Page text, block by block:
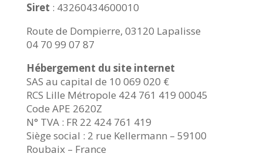
Siret : 43260434600010
Route de Dompierre, 03120 Lapalisse
04 70 99 07 87
Hébergement du site internet
SAS au capital de 10 069 020 €
RCS Lille Métropole 424 761 419 00045
Code APE 2620Z
N° TVA : FR 22 424 761 419
Siège social : 2 rue Kellermann – 59100
Roubaix – France